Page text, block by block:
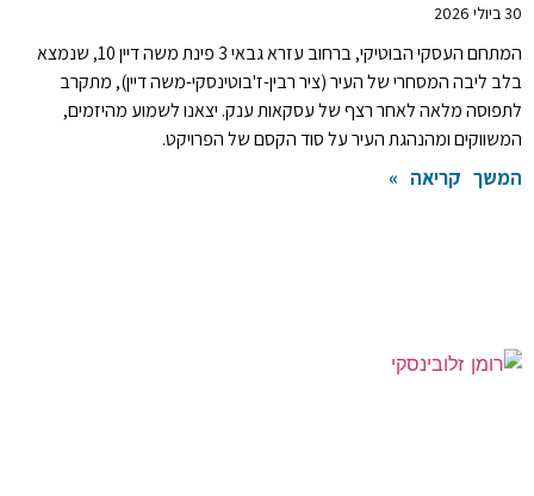
30 ביולי 2026
המתחם העסקי הבוטיקי, ברחוב עזרא גבאי 3 פינת משה דיין 10, שנמצא
בלב ליבה המסחרי של העיר (ציר רבין-ז'בוטינסקי-משה דיין), מתקרב
לתפוסה מלאה לאחר רצף של עסקאות ענק. יצאנו לשמוע מהיזמים,
המשווקים ומהנהגת העיר על סוד הקסם של הפרויקט.
המשך קריאה »